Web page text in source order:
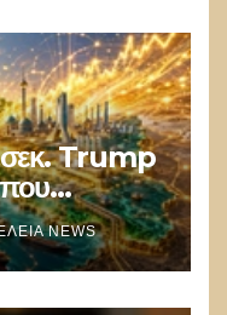
Trump
που
από
Google
NEWS